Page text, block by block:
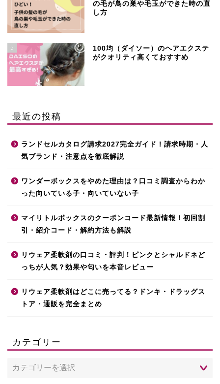
の毛が鳥の巣や毛玉ができた時の直
し方
5
100均（ダイソー）のヘアエクステ
がクオリティ高くておすすめ
最近の投稿
ランドセルカタログ請求2027完全ガイド！請求時期・人
気ブランド・注意点を徹底解説
ワンダーボックスをやめた理由は？口コミ調査からわか
った向いている子・向いていない子
マイリトルボックスのクーポンコード最新情報！初回割
引・紹介コード・解約方法も解説
リウェア柔軟剤の口コミ・評判！ピンクとシャルドネど
っちが人気？効果や匂いを本音レビュー
リウェア柔軟剤はどこに売ってる？ドンキ・ドラッグス
トア・通販を完全まとめ
カテゴリー